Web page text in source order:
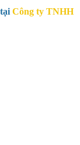
Công ty TNHH